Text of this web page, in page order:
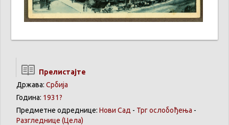
Прелистајте
Држава: Србија
Година: 1931?
Предметне одреднице: Нови Сад - Трг ослобођења -
Разгледнице (Цела)